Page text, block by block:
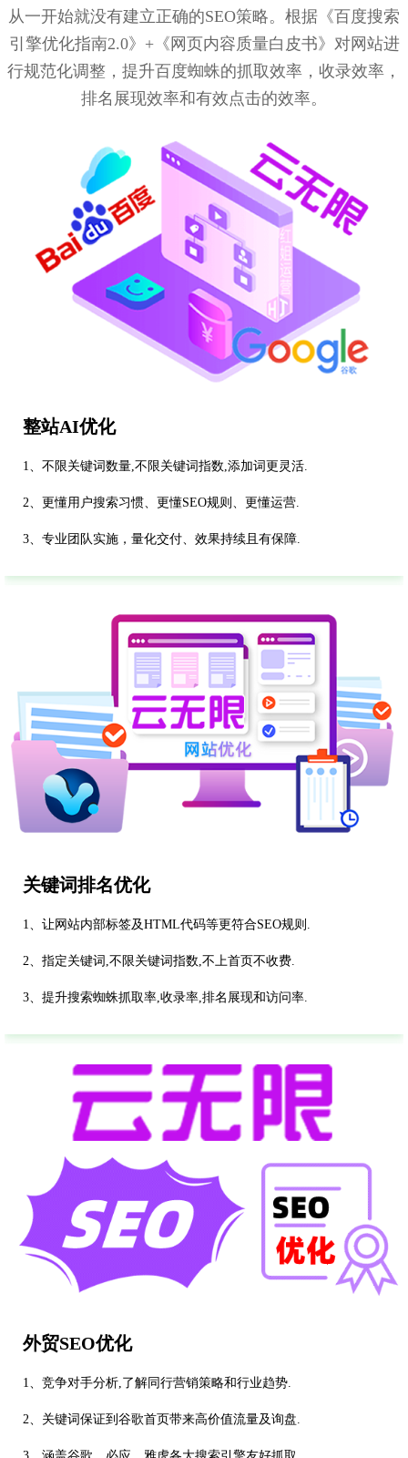
从一开始就没有建立正确的SEO策略。根据《百度搜索
引擎优化指南2.0》+《网页内容质量白皮书》对网站进
行规范化调整，提升百度蜘蛛的抓取效率，收录效率，
排名展现效率和有效点击的效率。
整站AI优化
1、不限关键词数量,不限关键词指数,添加词更灵活.
2、更懂用户搜索习惯、更懂SEO规则、更懂运营.
3、专业团队实施，量化交付、效果持续且有保障.
关键词排名优化
1、让网站内部标签及HTML代码等更符合SEO规则.
2、指定关键词,不限关键词指数,不上首页不收费.
3、提升搜索蜘蛛抓取率,收录率,排名展现和访问率.
外贸SEO优化
1、竞争对手分析,了解同行营销策略和行业趋势.
2、关键词保证到谷歌首页带来高价值流量及询盘.